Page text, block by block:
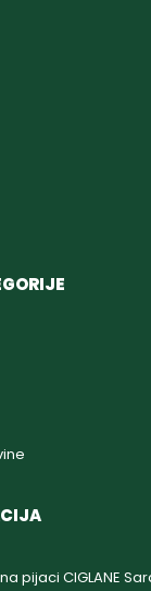
na pijaci CIGLANE